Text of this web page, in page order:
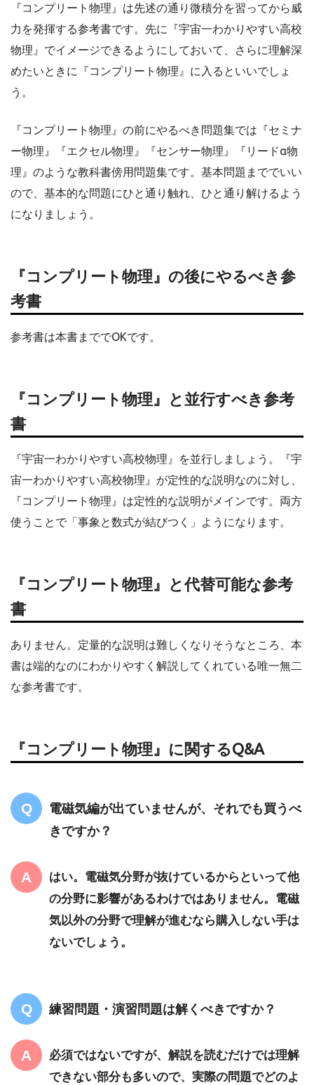
『コンプリート物理』は先述の通り微積分を習ってから威
力を発揮する参考書です。先に『宇宙一わかりやすい高校
物理』でイメージできるようにしておいて、さらに理解深
めたいときに『コンプリート物理』に入るといいでしょ
う。
『コンプリート物理』の前にやるべき問題集では『セミナ
ー物理』『エクセル物理』『センサー物理』『リードα物
理』のような教科書傍用問題集です。基本問題まででいい
ので、基本的な問題にひと通り触れ、ひと通り解けるよう
になりましょう。
『コンプリート物理』の後にやるべき参
考書
参考書は本書まででOKです。
『コンプリート物理』と並行すべき参考
書
『宇宙一わかりやすい高校物理』を並行しましょう。『宇
宙一わかりやすい高校物理』が定性的な説明なのに対し、
『コンプリート物理』は定性的な説明がメインです。両方
使うことで「事象と数式が結びつく」ようになります。
『コンプリート物理』と代替可能な参考
書
ありません。定量的な説明は難しくなりそうなところ、本
書は端的なのにわかりやすく解説してくれている唯一無二
な参考書です。
『コンプリート物理』に関するQ&A
電磁気編が出ていませんが、それでも買うべ
きですか？
はい。電磁気分野が抜けているからといって他
の分野に影響があるわけではありません。電磁
気以外の分野で理解が進むなら購入しない手は
ないでしょう。
練習問題・演習問題は解くべきですか？
必須ではないですが、解説を読むだけでは理解
できない部分も多いので、実際の問題でどのよ